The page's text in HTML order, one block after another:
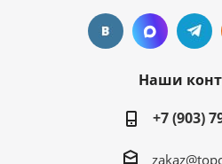
Наши
+7 (903)